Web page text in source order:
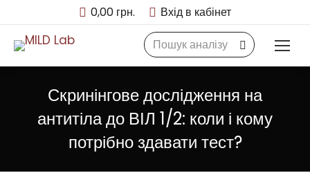
0,00 грн. Вхід в кабінет
Search:
Скринінгове дослідження на
антитіла до ВІЛ 1/2: коли і кому
потрібно здавати тест?